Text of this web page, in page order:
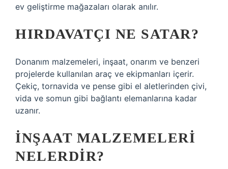
ev geliştirme mağazaları olarak anılır.
HIRDAVATÇI NE SATAR?
Donanım malzemeleri, inşaat, onarım ve benzeri
projelerde kullanılan araç ve ekipmanları içerir.
Çekiç, tornavida ve pense gibi el aletlerinden çivi,
vida ve somun gibi bağlantı elemanlarına kadar
uzanır.
İNŞAAT MALZEMELERI
NELERDIR?